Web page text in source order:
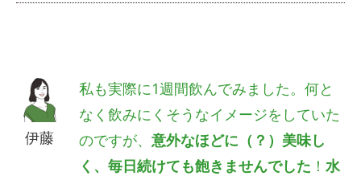
伊藤
私も実際に1週間飲んでみました。何と
なく飲みにくそうなイメージをしていた
のですが、意外なほどに（？）美味し
く、毎日続けても飽きませんでした ！水